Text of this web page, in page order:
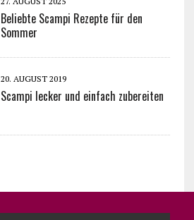
Beliebte Scampi Rezepte für den
Sommer
20. AUGUST 2019
Scampi lecker und einfach zubereiten